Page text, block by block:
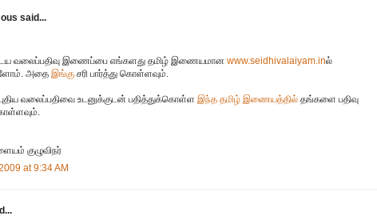
said...
வலைப்பதிவு இணைப்பை எங்களது தமிழ் இணையமான www.seidhivalaiyam.inல்
அதை இங்கு சரி பார்த்து கொள்ளவும்.
வலைப்பதிவை உடனுக்குடன் பதித்துக்கொள்ள இந்த தமிழ் இணையத்தில் தங்களை பதிவு
குழுவிநர்
at 9:34 AM